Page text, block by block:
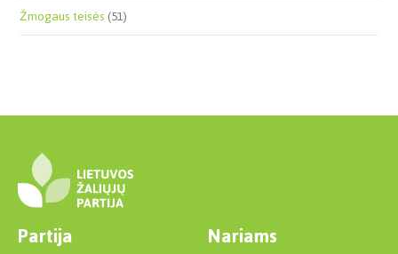
Žmogaus teisės(51)
Partija Nariams